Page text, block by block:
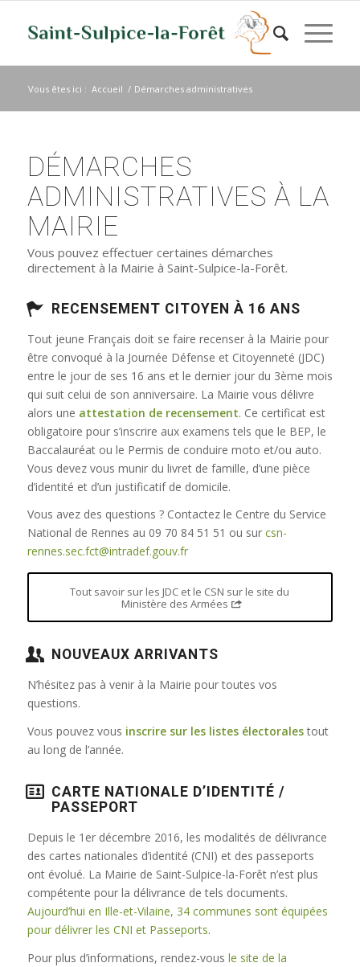
Vous êtes ici : Accueil / Démarches administratives
DÉMARCHES
ADMINISTRATIVES À LA
MAIRIE
Vous pouvez effectuer certaines démarches
directement à la Mairie à Saint-Sulpice-la-Forêt.
RECENSEMENT CITOYEN À 16 ANS
Tout jeune Français doit se faire recenser à la Mairie pour
être convoqué à la Journée Défense et Citoyenneté (JDC)
entre le jour de ses 16 ans et le dernier jour du 3ème mois
qui suit celui de son anniversaire. La Mairie vous délivre
alors une attestation de recensement. Ce certificat est
obligatoire pour s’inscrire aux examens tels que le BEP, le
Baccalauréat ou le Permis de conduire moto et/ou auto.
Vous devez vous munir du livret de famille, d’une pièce
d’identité et d’un justificatif de domicile.
Vous avez des questions ? Contactez le Centre du Service
National de Rennes au 09 70 84 51 51 ou sur csn-
rennes.sec.fct@intradef.gouv.fr
Tout savoir sur les JDC et le CSN sur le site du
Ministère des Armées
NOUVEAUX ARRIVANTS
N’hésitez pas à venir à la Mairie pour toutes vos
questions.
Vous pouvez vous inscrire sur les listes électoralestout
au long de l’année.
CARTE NATIONALE D’IDENTITÉ /
PASSEPORT
Depuis le 1er décembre 2016, les modalités de délivrance
des cartes nationales d’identité (CNI) et des passeports
ont évolué. La Mairie de Saint-Sulpice-la-Forêt n’est plus
compétente pour la délivrance de tels documents.
Aujourd’hui en Ille-et-Vilaine, 34 communes sont équipées
pour délivrer les CNI et Passeports.
Pour plus d’informations, rendez-vous le site de la